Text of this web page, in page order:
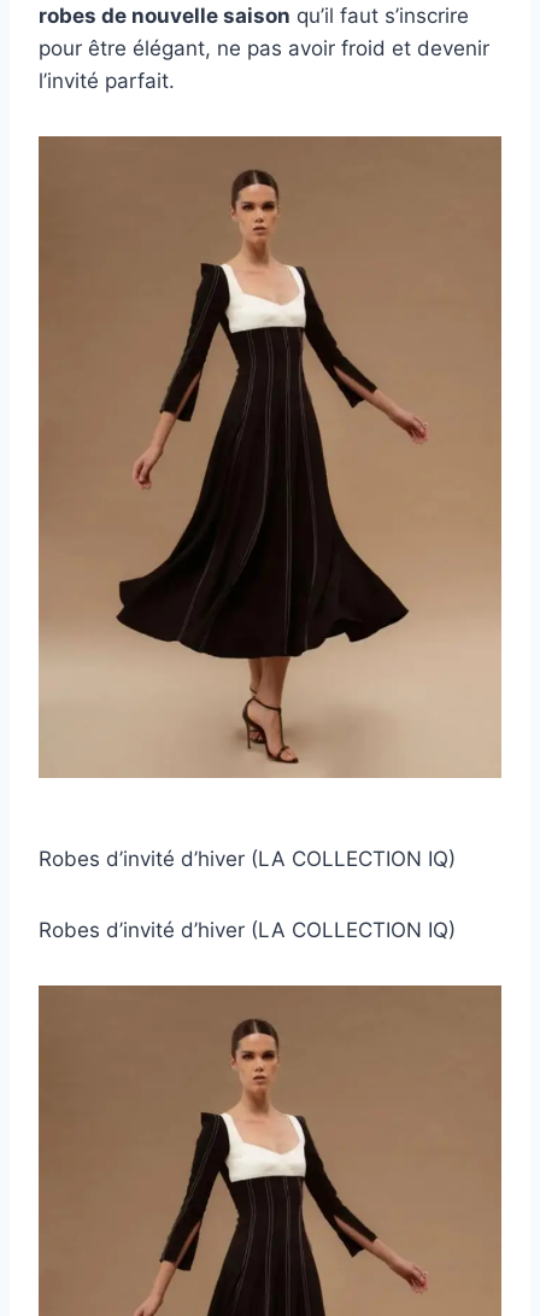
robes de nouvelle saison qu’il faut s’inscrire
pour être élégant, ne pas avoir froid et devenir
l’invité parfait.
Robes d’invité d’hiver (LA COLLECTION IQ)
Robes d’invité d’hiver (LA COLLECTION IQ)